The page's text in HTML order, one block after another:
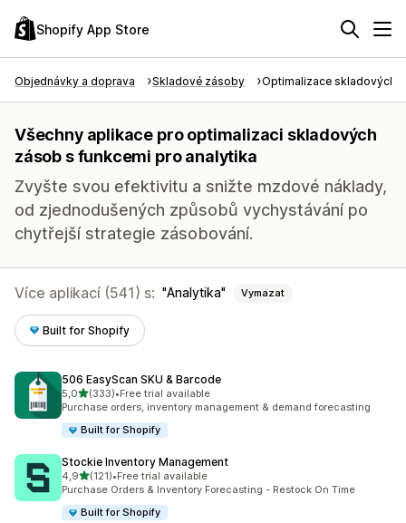
Shopify App Store
Objednávky a doprava Skladové zásoby Optimalizace skladových
Všechny aplikace pro optimalizaci skladových
zásob s funkcemi pro analytika
Zvyšte svou efektivitu a snižte mzdové náklady,
od zjednodušených způsobů vychystávání po
chytřejší strategie zásobování.
Více aplikací (541) s: Analytika Vymazat
Built for Shopify
506 EasyScan SKU & Barcode
5,0z 5 hvězd
(333)
Celkový počet recenzí: 333
•Free trial available
Purchase orders, inventory management & demand forecasting
Built for Shopify
Stockie Inventory Management
4,9z 5 hvězd
(121)
Celkový počet recenzí: 121
•Free trial available
Purchase Orders & Inventory Forecasting - Restock On Time
Built for Shopify